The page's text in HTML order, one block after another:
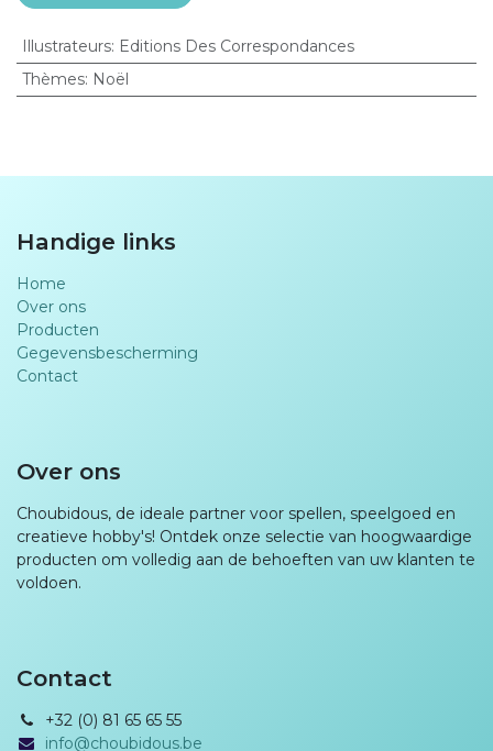
Illustrateurs: Editions Des Correspondances
Thèmes: Noël
Handige links
Home
Over ons
Producten
Gegevensbescherming
Contact
Over ons
Choubidous, de ideale partner voor spellen, speelgoed en
creatieve hobby's! Ontdek onze selectie van hoogwaardige
producten om volledig aan de behoeften van uw klanten te
voldoen.
Contact
+32 (0) 81 65 65 55
info@choubidous.be